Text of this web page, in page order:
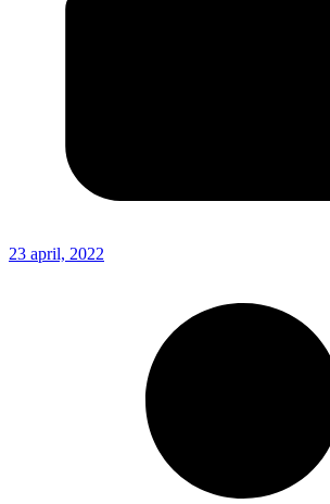
23 april, 2022